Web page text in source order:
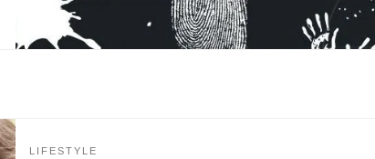
LIFESTYLE